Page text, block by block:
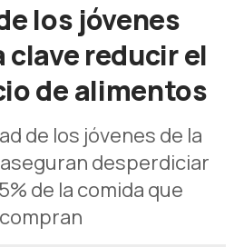
los jóvenes
reducir el
de alimentos
de los jóvenes de la
desperdiciar
de la comida que
compran